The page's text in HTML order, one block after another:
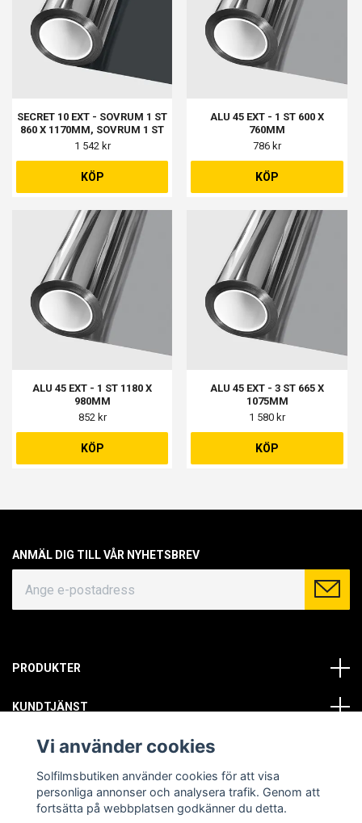
SECRET 10 EXT - SOVRUM 1 ST
860 X 1170MM, SOVRUM 1 ST
275 X 1170MM
1 542 kr
KÖP
ALU 45 EXT - 1 ST 600 X
760MM
786 kr
KÖP
ALU 45 EXT - 1 ST 1180 X
980MM
852 kr
KÖP
ALU 45 EXT - 3 ST 665 X
1075MM
1 580 kr
KÖP
ANMÄL DIG TILL VÅR NYHETSBREV
PRODUKTER
KUNDTJÄNST
OM OSS
SOCIALA MEDIER
Vi använder cookies
Solfilmsbutiken använder cookies för att visa
personliga annonser och analysera trafik. Genom att
fortsätta på webbplatsen godkänner du detta.